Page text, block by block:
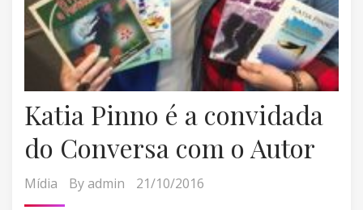
Katia Pinno é a convidada
do Conversa com o Autor
Mídia Byadmin 21/10/2016